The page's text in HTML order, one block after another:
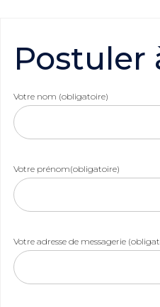
Postuler
Votre nom (obligatoire)
Votre prénom(obligatoire)
Votre adresse de messagerie